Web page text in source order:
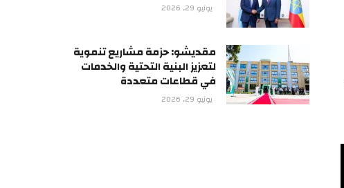
يونيو 29, 2026
مقديشو: حزمة مشاريع تنموية
لتعزيز البنية التحتية والخدمات
في قطاعات متعددة
يونيو 29, 2026